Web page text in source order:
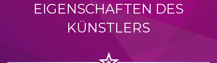
EIGENSCHAFTEN DES
KÜNSTLERS